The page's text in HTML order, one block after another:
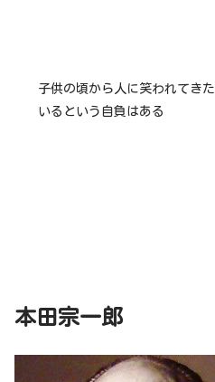
子供の頃から人に笑われてき
いるという自負はある
本田宗一郎